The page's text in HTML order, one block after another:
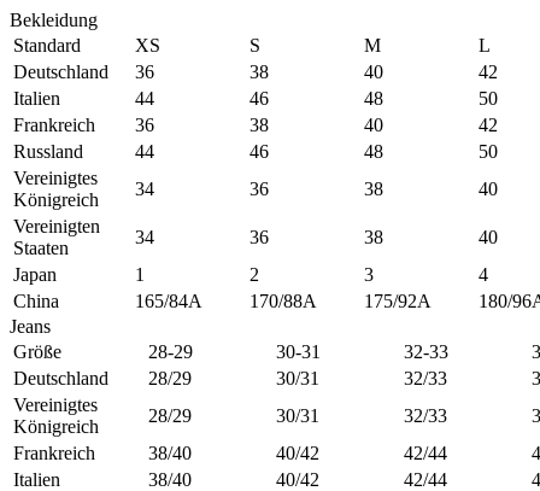
Bekleidung
Standard
XS S M
L
Deutschland
36 38 40
42
Italien
44 46 48
50
Frankreich
36 38 40
42
Russland
44 46 48
50
Vereinigtes
Königreich
34 36 38
40
Vereinigten
Staaten
34 36 38
40
Japan
1 2 3
4
China
165/84A 170/88A 175/92A
180/
Jeans
Größe
28-29 30-31 32-33
Deutschland
28/29 30/31 32/33
Vereinigtes
Königreich
28/29 30/31 32/33
Frankreich
38/40 40/42 42/44
Italien
38/40 40/42 42/44